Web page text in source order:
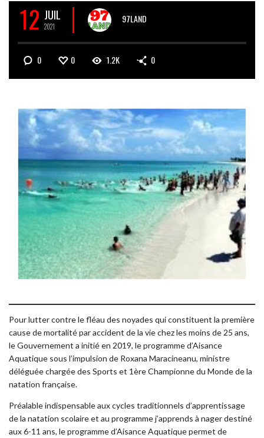
12 JUIL
2021
97LAND
0 0 1.2K 0
Pour lutter contre le fléau des noyades qui constituent la première
cause de mortalité par accident de la vie chez les moins de 25 ans,
le Gouvernement a initié en 2019, le programme d’Aisance
Aquatique sous l’impulsion de Roxana Maracineanu, ministre
déléguée chargée des Sports et 1ère Championne du Monde de la
natation française.
Préalable indispensable aux cycles traditionnels d’apprentissage
de la natation scolaire et au programme j’apprends à nager destiné
aux 6-11 ans, le programme d’Aisance Aquatique permet de